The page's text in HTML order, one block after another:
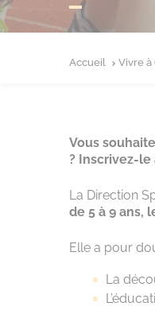
Accueil Vivre
Vous
? Inscrivez-le
La Direction
de 5 à 9 ans,
Elle a pour
La